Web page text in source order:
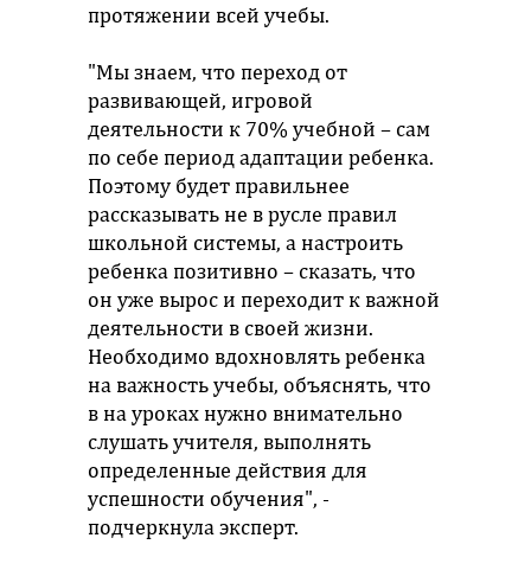
протяжении всей учебы.
"Мы знаем, что переход от
развивающей, игровой
деятельности к 70% учебной – сам
по себе период адаптации ребенка.
Поэтому будет правильнее
рассказывать не в русле правил
школьной системы, а настроить
ребенка позитивно – сказать, что
он уже вырос и переходит к важной
деятельности в своей жизни.
Необходимо вдохновлять ребенка
на важность учебы, объяснять, что
в на уроках нужно внимательно
слушать учителя, выполнять
определенные действия для
успешности обучения", -
подчеркнула эксперт.